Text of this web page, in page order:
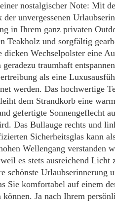
nostalgischer Note: Mit
der unvergessenen
in Ihrem ganz privaten
Teakholz und sorgfältig
dicken Wechselpolster eine
traumhaft
als eine
werden. Das hochwertige
dem Strandkorb eine
gefertigte Sonnengeflecht
Das Bullauge rechts und
Sicherheitsglas kann
Wellengang verstanden
es stets ausreichend Licht
schönste Urlaubserinnerung
Sie komfortabel auf einem
Ja nach Ihrem